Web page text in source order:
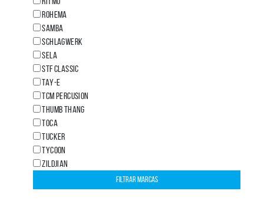
ROHEMA
SAMBA
SCHLAGWERK
SELA
STF CLASSIC
TAY-E
TCM Percusion
THUMB THANG
TOCA
TUCKER
TYCOON
ZILDJIAN